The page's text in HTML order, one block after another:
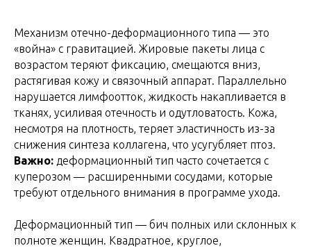
Механизм отечно-деформационного типа — это
«война» с гравитацией. Жировые пакеты лица с
возрастом теряют фиксацию, смещаются вниз,
растягивая кожу и связочный аппарат. Параллельно
нарушается лимфоотток, жидкость накапливается в
тканях, усиливая отечность и одутловатость. Кожа,
несмотря на плотность, теряет эластичность из-за
снижения синтеза коллагена, что усугубляет птоз.
Важно: деформационный тип часто сочетается с
куперозом — расширенными сосудами, которые
требуют отдельного внимания в программе ухода.
Деформационный тип — бич полных или склонных к
полноте женщин. Квадратное, круглое,